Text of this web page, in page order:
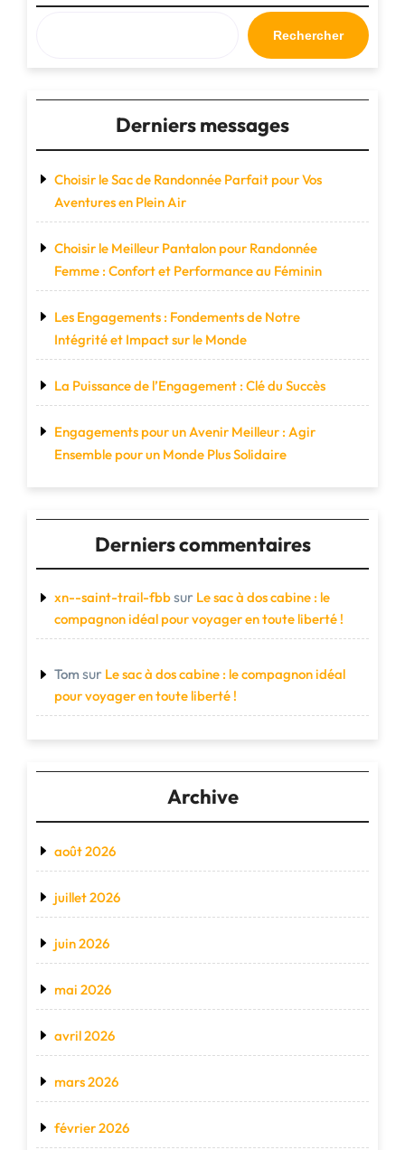
Cabine
Votre
Voler
Léger"
Rechercher
Derniers messages
Choisir le Sac de Randonnée Parfait pour Vos
Aventures en Plein Air
Choisir le Meilleur Pantalon pour Randonnée
Femme : Confort et Performance au Féminin
Les Engagements : Fondements de Notre
Intégrité et Impact sur le Monde
La Puissance de l’Engagement : Clé du Succès
Engagements pour un Avenir Meilleur : Agir
Ensemble pour un Monde Plus Solidaire
Derniers commentaires
xn--saint-trail-fbbsur Le sac à dos cabine : le
compagnon idéal pour voyager en toute liberté !
Tom sur Le sac à dos cabine : le compagnon idéal
pour voyager en toute liberté !
Archive
août 2026
juillet 2026
juin 2026
mai 2026
avril 2026
mars 2026
février 2026